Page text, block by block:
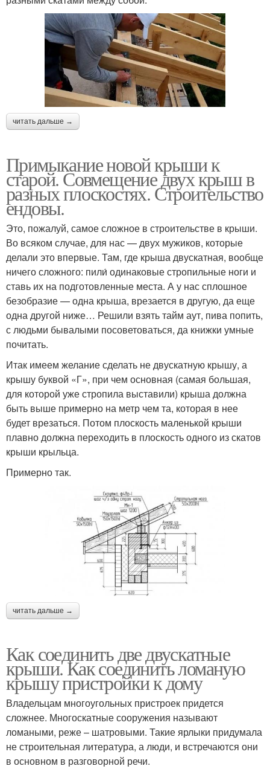
читать дальше →
Примыкание новой крыши к
старой. Совмещение двух крыш в
разных плоскостях. Строительство
ендовы.
Это, пожалуй, самое сложное в строительстве в крыши.
Во всяком случае, для нас — двух мужиков, которые
делали это впервые. Там, где крыша двускатная, вообще
ничего сложного: пили́ одинаковые стропильные ноги и
ставь их на подготовленные места. А у нас сплошное
безобразие — одна крыша, врезается в другую, да еще
одна другой ниже… Решили взять тайм аут, пива попить,
с людьми бывалыми посоветоваться, да книжки умные
почитать.
Итак имеем желание сделать не двускатную крышу, а
крышу буквой «Г», при чем основная (самая большая,
для которой уже стропила выставили) крыша должна
быть выше примерно на метр чем та, которая в нее
будет врезаться. Потом плоскость маленькой крыши
плавно должна переходить в плоскость одного из скатов
крыши крыльца.
Примерно так.
читать дальше →
Как соединить две двускатные
крыши. Как соединить ломаную
крышу пристройки к дому
Владельцам многоугольных пристроек придется
сложнее. Многоскатные сооружения называют
ломаными, реже – шатровыми. Такие ярлыки придумала
не строительная литература, а люди, и встречаются они
в основном в разговорной речи.